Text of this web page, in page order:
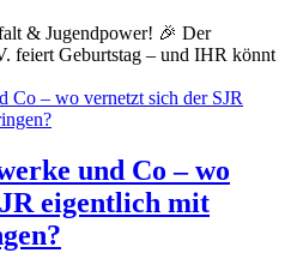
& Jugendpower! 🎉 Der
feiert Geburtstag – und IHR könnt
und Co – wo
eigentlich mit